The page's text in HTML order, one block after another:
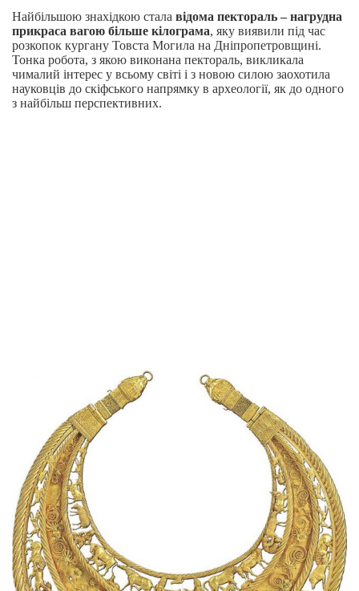
Найбільшою знахідкою стала відома пектораль – нагрудна
прикраса вагою більше кілограма, яку виявили під час
розкопок кургану Товста Могила на Дніпропетровщині.
Тонка робота, з якою виконана пектораль, викликала
чималий інтерес у всьому світі і з новою силою заохотила
науковців до скіфського напрямку в археології, як до одного
з найбільш перспективних.